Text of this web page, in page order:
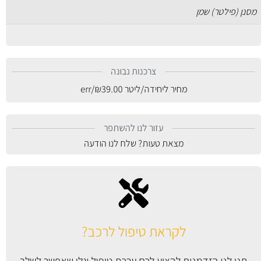
לקראת טיפול לרכב?
מסנן (פילטר) שמן
צרכנות נבונה
מחיר ליחידה/ליטר
₪39.00
/err
עזור לנו להשתפר
מצאת טעות? שלח לנו הודעה